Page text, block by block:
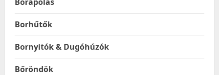
Borhűtők
Bornyitók & Dugóhúzók
Bőröndök